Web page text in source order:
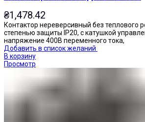
Реле промежуточные
₴1,478.42
Контактор нереверсивный без теплового
степенью защиты IP20, с катушкой
напряжение 400В переменного тока,
Добавить в список желаний
В корзину
Просмотр